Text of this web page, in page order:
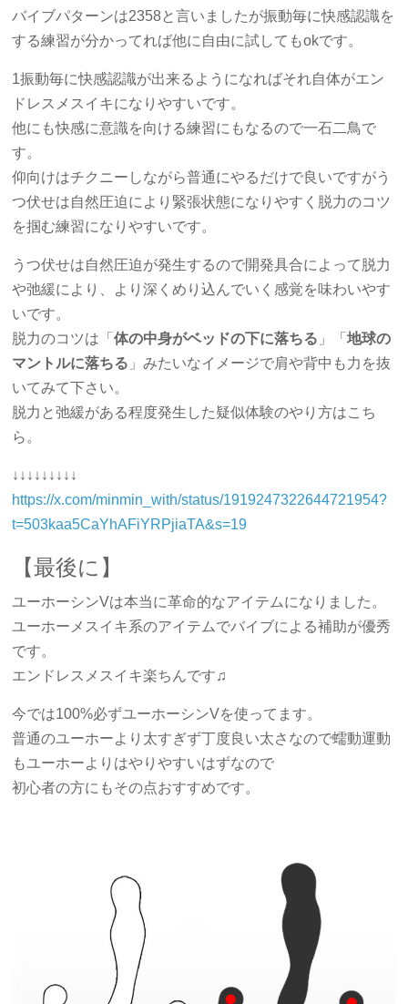
バイブパターンは2358と言いましたが振動毎に快感認識を
する練習が分かってれば他に自由に試してもokです。
1振動毎に快感認識が出来るようになればそれ自体がエン
ドレスメスイキになりやすいです。
他にも快感に意識を向ける練習にもなるので一石二鳥で
す。
仰向けはチクニーしながら普通にやるだけで良いですがう
つ伏せは自然圧迫により緊張状態になりやすく脱力のコツ
を掴む練習になりやすいです。
うつ伏せは自然圧迫が発生するので開発具合によって脱力
や弛緩により、より深くめり込んでいく感覚を味わいやす
いです。
脱力のコツは「体の中身がベッドの下に落ちる 」「地球の
マントルに落ちる 」みたいなイメージで肩や背中も力を抜
いてみて下さい。
脱力と弛緩がある程度発生した疑似体験のやり方はこち
ら。
↓↓↓↓↓↓↓↓↓
https://x.com/minmin_with/status/1919247322644721954?
t=503kaa5CaYhAFiYRPjiaTA&s=19
【最後に】
ユーホーシンVは本当に革命的なアイテムになりました。
ユーホーメスイキ系のアイテムでバイブによる補助が優秀
です。
エンドレスメスイキ楽ちんです♫
今では100%必ずユーホーシンVを使ってます。
普通のユーホーより太すぎず丁度良い太さなので蠕動運動
もユーホーよりはやりやすいはずなので
初心者の方にもその点おすすめです。